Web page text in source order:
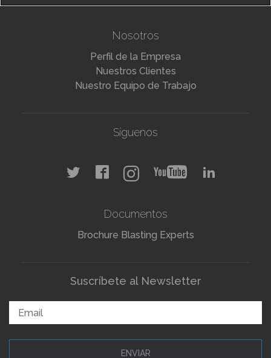
Nosotros
Perfil de la Empresa
Nuestros Clientes
Nuestro Equipo de Trabajo
Síguenos
Documentos
Brochure Blasting Experts
Suscríbete al Newsletter
ENVIAR